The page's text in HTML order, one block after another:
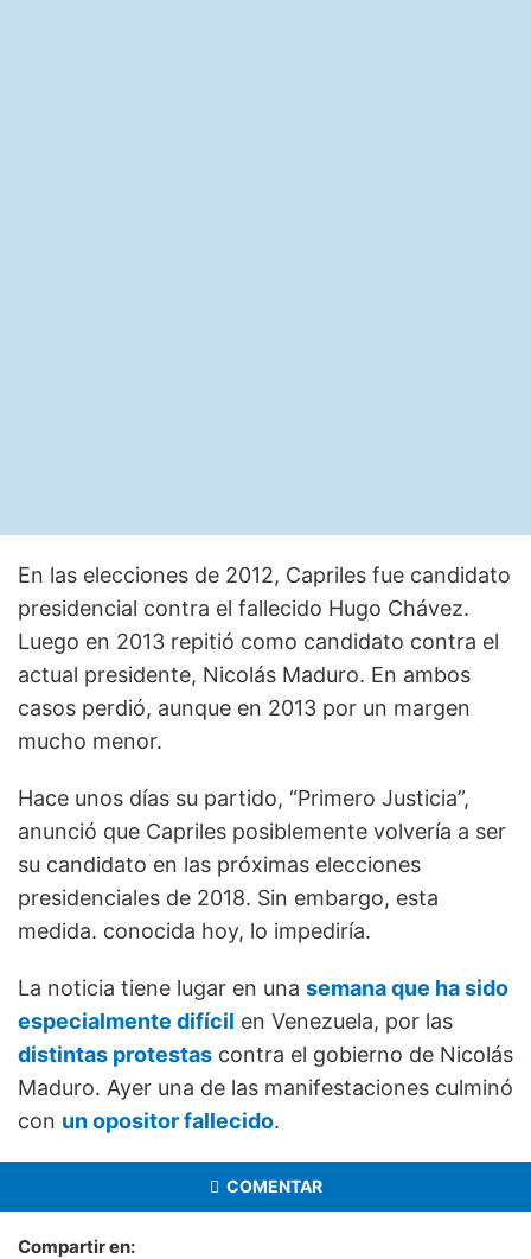
En las elecciones de 2012, Capriles fue candidato
presidencial contra el fallecido Hugo Chávez.
Luego en 2013 repitió como candidato contra el
actual presidente, Nicolás Maduro. En ambos
casos perdió, aunque en 2013 por un margen
mucho menor.
Hace unos días su partido, “Primero Justicia”,
anunció que Capriles posiblemente volvería a ser
su candidato en las próximas elecciones
presidenciales de 2018. Sin embargo, esta
medida. conocida hoy, lo impediría.
La noticia tiene lugar en una semana que ha sido
especialmente difícil en Venezuela, por las
distintas protestas contra el gobierno de Nicolás
Maduro. Ayer una de las manifestaciones culminó
con un opositor fallecido.
COMENTAR
Compartir en: